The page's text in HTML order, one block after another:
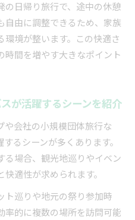
日帰り旅行で、途中の休憩
自由に調整できるため、家族
境が整います。この快適さ
時間を増やす大きなポイント
が活躍するシーンを紹介
や会社の小規模団体旅行な
るシーンが多くあります。
る場合、観光地巡りやイベン
適性が求められます。
ト巡りや地元の祭り参加時
率的に複数の場所を訪問可能